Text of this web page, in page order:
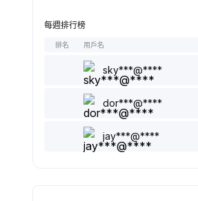
瀏覽文章 (0/5)
每完成一次，經驗值+1
發表/回覆評論 (0/5)
每完成一次，經驗值
每週排行榜
排名 用戶名
sky***@****
dor***@****
jay***@****